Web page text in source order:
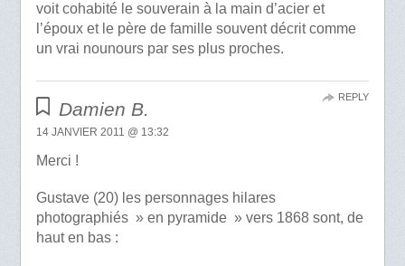
voit cohabité le souverain à la main d’acier et
l’époux et le père de famille souvent décrit comme
un vrai nounours par ses plus proches.
Damien B.
14 JANVIER 2011 @ 13:32
Merci !
Gustave (20) les personnages hilares
photographiés » en pyramide » vers 1868 sont, de
haut en bas :
REPLY